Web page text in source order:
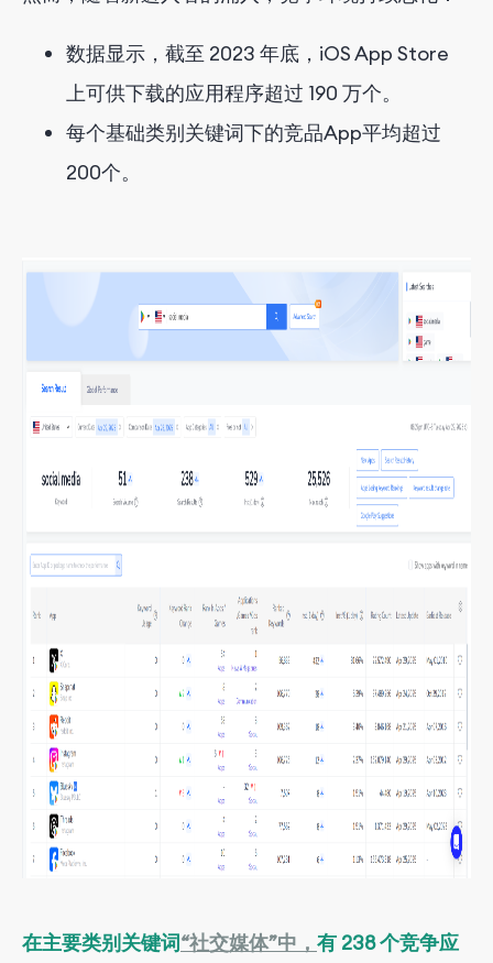
数据显示，截至 2023 年底，iOS App Store
上可供下载的应用程序超过 190 万个。
每个基础类别关键词下的竞品App平均超过
200个。
在主要类别关键词“社交媒体”中， 有 238 个竞争应